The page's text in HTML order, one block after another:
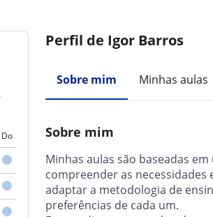
Do
Perfil de Igor Barros
Sobre mim Minhas aulas
Sobre mim
Minhas aulas são baseadas
compreender as
adaptar a metodologia de
preferências de cada um.